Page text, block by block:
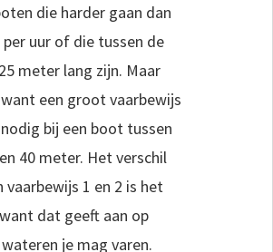
die harder gaan dan
per uur of die tussen de
meter lang zijn. Maar
een groot vaarbewijs
bij een boot tussen
40 meter. Het verschil
vaarbewijs 1 en 2 is het
dat geeft aan op
je mag varen.